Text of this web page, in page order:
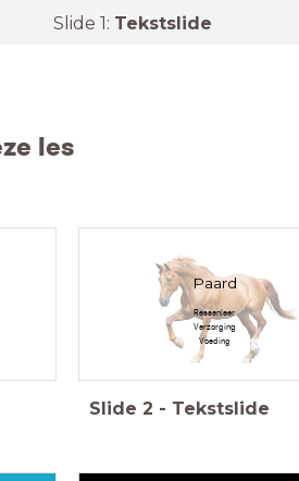
Slide 1: Tekstslide
les
Paard
Rassenleer
Verzorging
Voeding
Slide 2 - Tekstslide